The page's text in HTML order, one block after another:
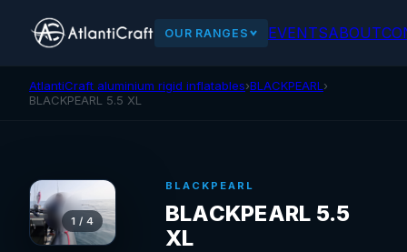
OUR RANGES EVENTSABOUT
AtlantiCraft aluminium rigid inflatables›BLACKPEARL ›
BLACKPEARL 5.5 XL
1 / 4
BLACKPEARL
BLACKPEARL 5.5
XL